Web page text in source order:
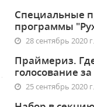
Специальные
программы
28 сентябрь 2020 г.
Праймериз.
голосование
25 сентябрь 2020 г.